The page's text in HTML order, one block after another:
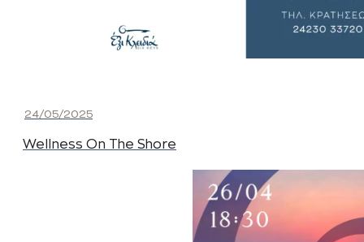
24/05/2025
Wellness On The Shore